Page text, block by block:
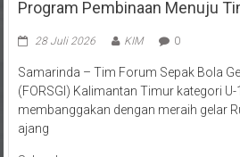
(FORSGI) Kalimantan Timur kategori
membanggakan dengan meraih gelar
ajang